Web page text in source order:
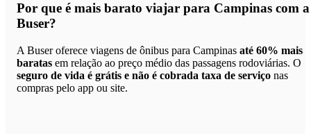
Por que é mais barato viajar para Campinas com a
Buser?
A Buser oferece viagens de ônibus para Campinas até 60% mais
baratas em relação ao preço médio das passagens rodoviárias. O
seguro de vida é grátis e não é cobrada taxa de serviço nas
compras pelo app ou site.